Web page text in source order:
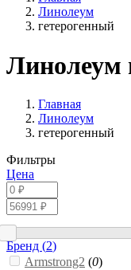
Линолеум
гетерогенный
Линолеум
Главная
Линолеум
гетерогенный
Фильтры
Цена
Бренд (2)
Armstrong2 (0)